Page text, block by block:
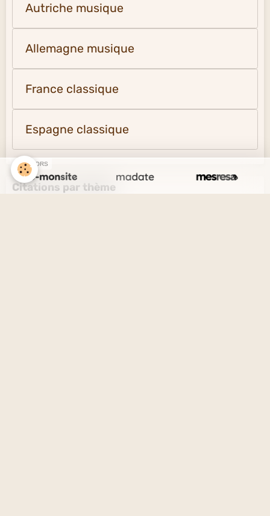
Autriche musique
Allemagne musique
France classique
Espagne classique
Citations par thème
SPONSORS